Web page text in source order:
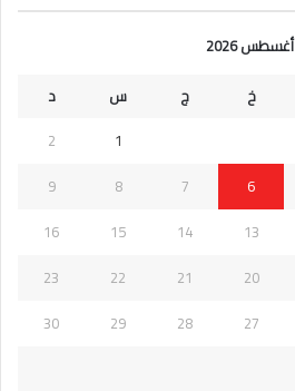
أغسطس 2026
خ ج س
د
1
2
6
7
8
9
13
14
15
16
20
21
22
23
27
28
29
30